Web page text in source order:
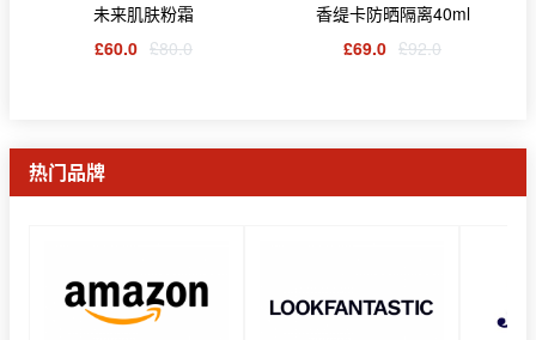
未来肌肤粉霜
£60.0 £80.0
香缇卡防晒隔离40ml
£69.0 £92.0
热门品牌